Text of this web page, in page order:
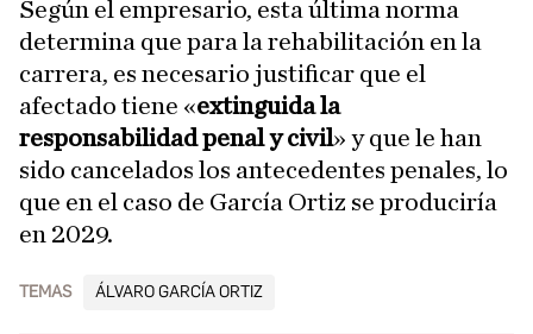
Según el empresario, esta última norma
determina que para la rehabilitación en la
carrera, es necesario justificar que el
afectado tiene «extinguida la
responsabilidad penal y civil» y que le han
sido cancelados los antecedentes penales, lo
que en el caso de García Ortiz se produciría
en 2029.
TEMAS ÁLVARO GARCÍA ORTIZ